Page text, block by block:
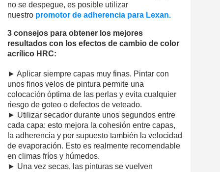
no se despegue, es posible utilizar
nuestro promotor de adherencia para Lexan.
3 consejos para obtener los mejores
resultados con los efectos de cambio de color
acrílico HRC:
► Aplicar siempre capas muy finas. Pintar con
unos finos velos de pintura permite una
colocación óptima de las perlas y evita cualquier
riesgo de goteo o defectos de veteado.
► Utilizar secador durante unos segundos entre
cada capa: esto mejora la cohesión entre capas,
la adherencia y por supuesto también la velocidad
de evaporación. Esto es realmente recomendable
en climas fríos y húmedos.
► Una vez secas, las pinturas se vuelven